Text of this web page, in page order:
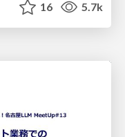
16 5.7k